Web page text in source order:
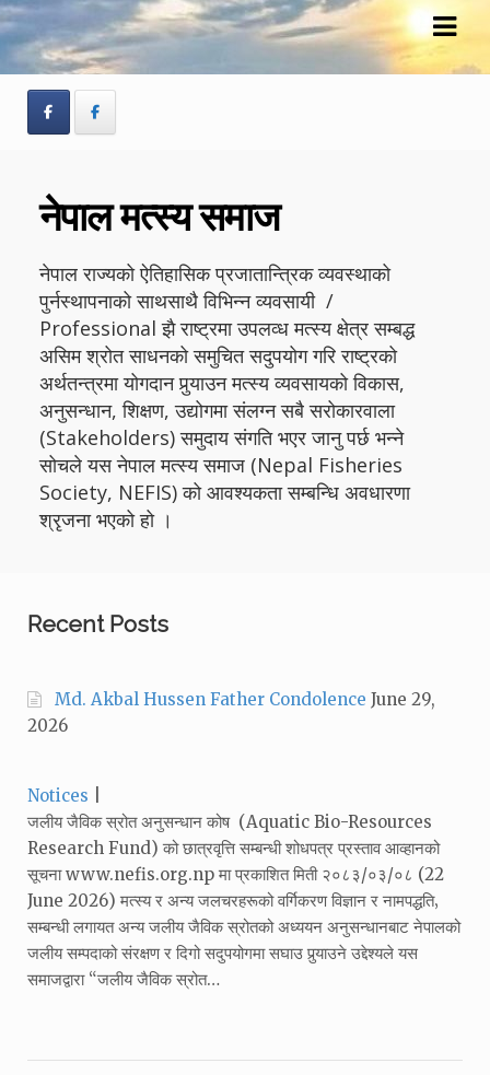
Skip
to
navigation
Skip
to
content
नेपाल मत्स्य समाज
नेपाल राज्यको ऐतिहासिक प्रजातान्त्रिक व्यवस्थाको
पुर्नस्थापनाको साथसाथै विभिन्न व्यवसायी /
Professional झै राष्ट्रमा उपलव्ध मत्स्य क्षेत्र सम्बद्ध
असिम श्रोत साधनको समुचित सदुपयोग गरि राष्ट्रको
अर्थतन्त्रमा योगदान पुर्‍याउन मत्स्य व्यवसायको विकास,
अनुसन्धान, शिक्षण, उद्योगमा संलग्न सबै सरोकारवाला
(Stakeholders) समुदाय संगति भएर जानु पर्छ भन्ने
सोचले यस नेपाल मत्स्य समाज (Nepal Fisheries
Society, NEFIS) को आवश्यकता सम्बन्धि अवधारणा
श्रृजना भएको हो ।
Recent Posts
Md. Akbal Hussen Father Condolence June 29,
2026
Categories:
Notices
जलीय जैविक स्रोत अनुसन्धान कोष (Aquatic Bio-Resources
Research Fund) को छात्रवृत्ति सम्बन्धी शोधपत्र प्रस्ताव आव्हानको
सूचना www.nefis.org.np मा प्रकाशित मिती २०८३/०३/०८ (22
June 2026) मत्स्य र अन्य जलचरहरूको वर्गिकरण विज्ञान र नामपद्धति‚
सम्बन्धी लगायत अन्य जलीय जैविक स्रोतको अध्ययन अनुसन्धानबाट नेपालको
जलीय सम्पदाको संरक्षण र दिगो सदुपयोगमा सघाउ पुर्‍याउने उद्देश्यले यस
समाजद्वारा “जलीय जैविक स्रोत…